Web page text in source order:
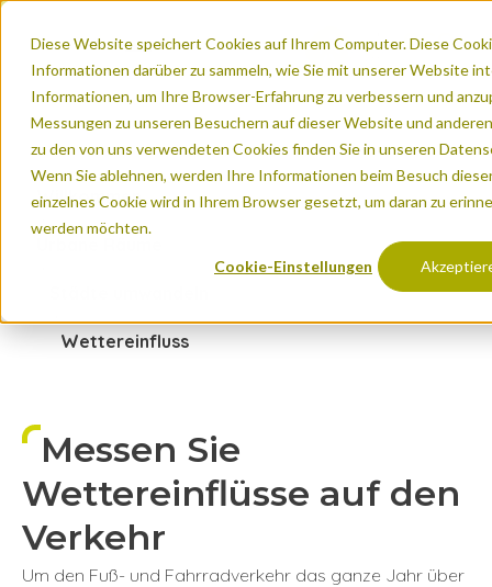
Diese Website speichert Cookies auf Ihrem Computer. Diese
Informationen darüber zu sammeln, wie Sie mit unserer Website
Informationen, um Ihre Browser-Erfahrung zu verbessern und
Messungen zu unseren Besuchern auf dieser Website und
zu den von uns verwendeten Cookies finden Sie in unseren
Wenn Sie ablehnen, werden Ihre Informationen beim Besuch
einzelnes Cookie wird in Ihrem Browser gesetzt, um daran zu
werden möchten.
Cookie-Einstellungen
Willkommen
Wettereinfluss
Messen Sie
Wettereinflüsse auf den
Verkehr
Um den Fuß- und Fahrradverkehr das ganze Jahr über